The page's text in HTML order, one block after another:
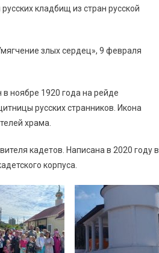
кладбищ из стран русской
злых сердец», 9 февраля
ноябре 1920 года на рейде
русских странников. Икона
храма.
кадетов. Написана в 2020 году в
корпуса.